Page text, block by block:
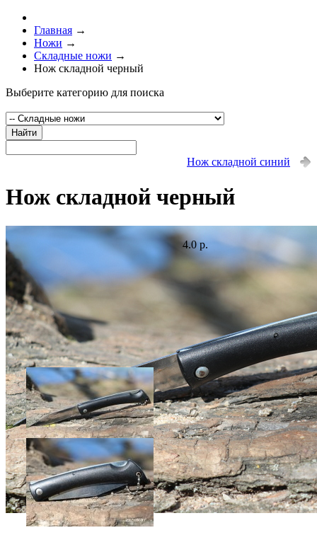
Главная →
Ножи →
Складные ножи →
Нож складной черный
Выберите категорию для поиска
Найти
Нож складной синий
Нож складной черный
4.0 р.